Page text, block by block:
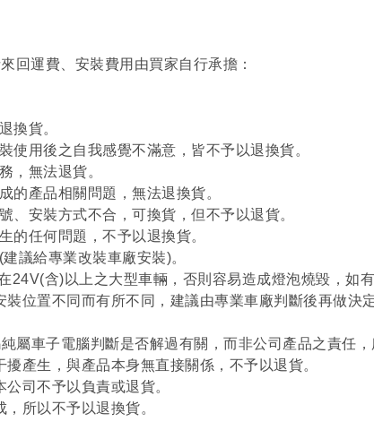
回運費、安裝費用由買家自行承擔：
換貨。
用後之自我感覺不滿意，皆不予以退換貨。
，無法退貨。
的產品相關問題，無法退換貨。
、安裝方式不合，可換貨，但不予以退貨。
的任何問題，不予以退換貨。
議給專業改裝車廠安裝)。
含)以上之大型車輛，否則容易造成燈泡燒毀，如
位置不同而有所不同，建議由專業車廠判斷後再做決
屬車子電腦判斷是否解過有關，而非公司產品之責任，
產生，與產品本身無直接關係，不予以退貨。
司不予以負責或退貨。
所以不予以退換貨。